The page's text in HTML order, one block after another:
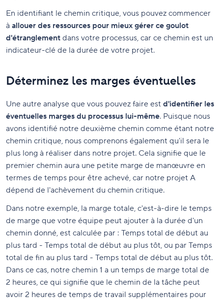
En identifiant le chemin critique, vous pouvez commencer
à allouer des ressources pour mieux gérer ce goulot
d'étranglement dans votre processus, car ce chemin est un
indicateur-clé de la durée de votre projet.
Déterminez les marges éventuelles
Une autre analyse que vous pouvez faire est d'identifier les
éventuelles marges du processus lui-même. Puisque nous
avons identifié notre deuxième chemin comme étant notre
chemin critique, nous comprenons également qu'il sera le
plus long à réaliser dans notre projet. Cela signifie que le
premier chemin aura une petite marge de manœuvre en
termes de temps pour être achevé, car notre projet A
dépend de l'achèvement du chemin critique.
Dans notre exemple, la marge totale, c'est-à-dire le temps
de marge que votre équipe peut ajouter à la durée d'un
chemin donné, est calculée par : Temps total de début au
plus tard - Temps total de début au plus tôt, ou par Temps
total de fin au plus tard - Temps total de début au plus tôt.
Dans ce cas, notre chemin 1 a un temps de marge total de
2 heures, ce qui signifie que le chemin de la tâche peut
avoir 2 heures de temps de travail supplémentaires pour